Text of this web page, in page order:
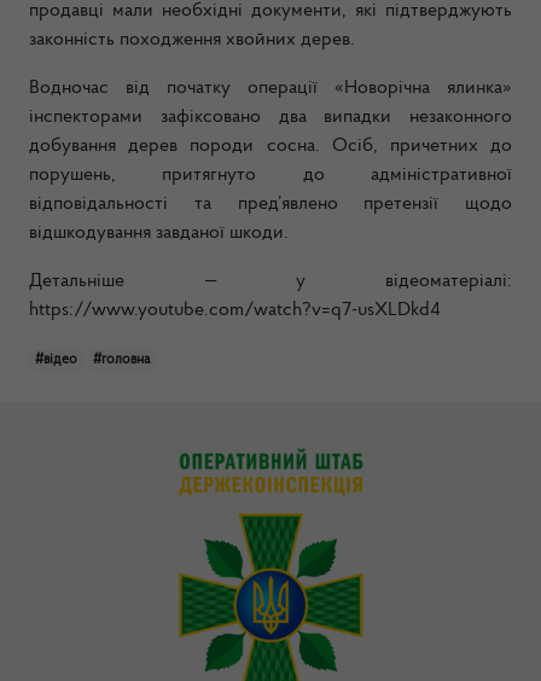
продавці мали необхідні документи, які підтверджують
законність походження хвойних дерев.
Водночас від початку операції «Новорічна ялинка»
інспекторами зафіксовано два випадки незаконного
добування дерев породи сосна. Осіб, причетних до
порушень, притягнуто до адміністративної
відповідальності та пред’явлено претензії щодо
відшкодування завданої шкоди.
Детальніше — у відеоматеріалі:
https://www.youtube.com/watch?v=q7-usXLDkd4
#відео #головна